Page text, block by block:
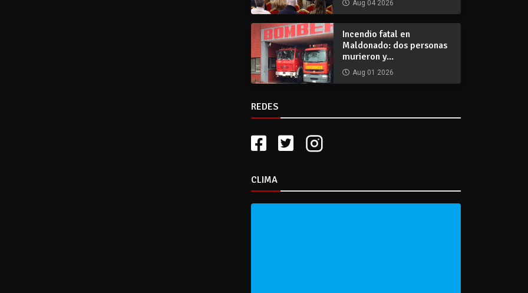
Aug 04 2026
Incendio fatal en
Maldonado: dos personas
murieron y...
Aug 01 2026
REDES
CLIMA